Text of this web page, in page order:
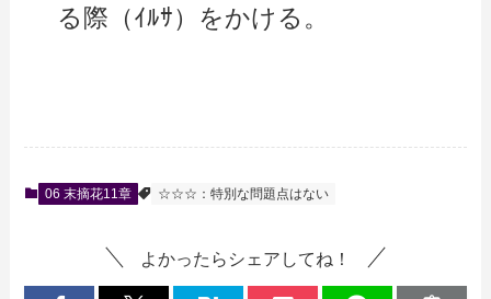
る際（ｲﾙｻ）をかける。
06 末摘花11章 ☆☆☆：特別な問題点はない
よかったらシェアしてね！